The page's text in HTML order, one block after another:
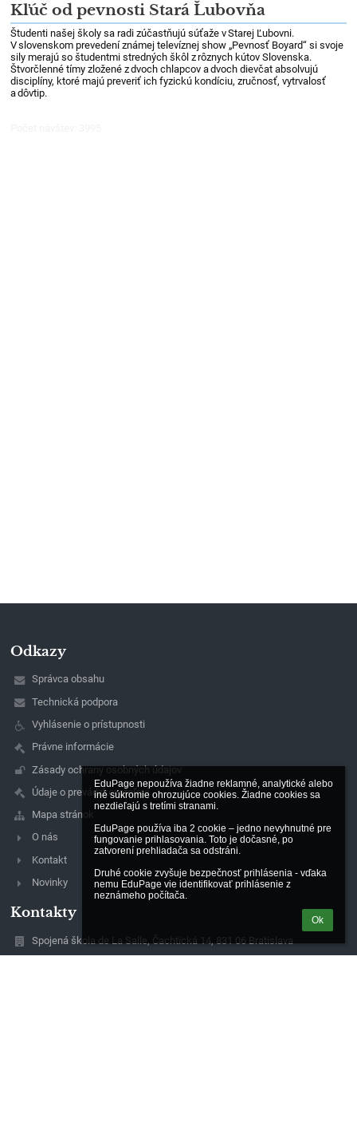
EduPage nepoužíva žiadne reklamné, analytické alebo
iné súkromie ohrozujúce cookies. Žiadne cookies sa
nezdieľajú s tretími stranami.
EduPage používa iba 2 cookie – jedno nevyhnutné pre
fungovanie prihlasovania. Toto je dočasné, po
zatvorení prehliadača sa odstráni.
Druhé cookie zvyšuje bezpečnosť prihlásenia - vďaka
nemu EduPage vie identifikovať prihlásenie z
neznámeho počítača.
Ok
Kľúč od pevnosti Stará Ľubovňa
Študenti našej školy sa radi zúčastňujú súťaže v Starej Ľubovni.
V slovenskom prevedení známej televíznej show „Pevnosť Boyard“ si svoje
sily merajú so študentmi stredných škôl z rôznych kútov Slovenska.
Štvorčlenné tímy zložené z dvoch chlapcov a dvoch dievčat absolvujú
disciplíny, ktoré majú preveriť ich fyzickú kondíciu, zručnosť, vytrvalosť
a dôvtip.
Odkazy
Správca obsahu
Technická podpora
Vyhlásenie o prístupnosti
Právne informácie
Zásady ochrany osobných údajov
Údaje o prevádzkovateľovi
Mapa stránok
O nás
Kontakt
Novinky
Kontakty
Spojená škola de La Salle, Čachtická 14, 831 06 Bratislava